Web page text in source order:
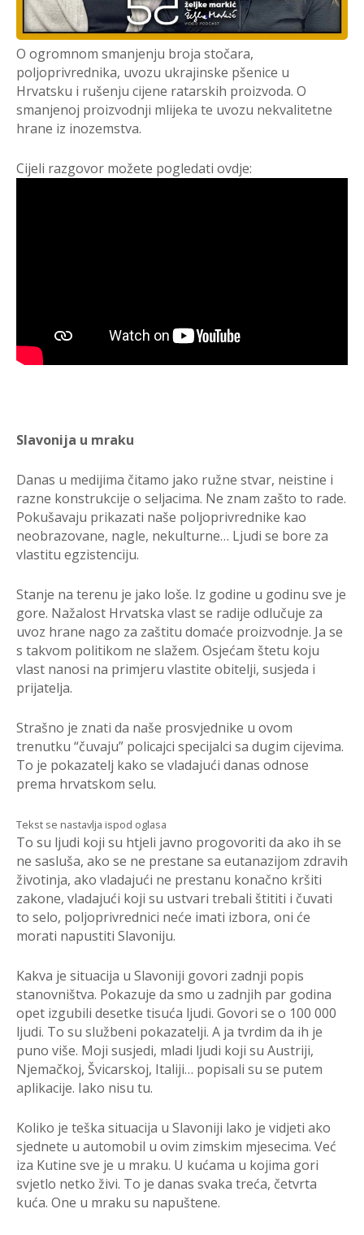
O ogromnom smanjenju broja stočara,
poljoprivrednika, uvozu ukrajinske pšenice u
Hrvatsku i rušenju cijene ratarskih proizvoda. O
smanjenoj proizvodnji mlijeka te uvozu nekvalitetne
hrane iz inozemstva.
Cijeli razgovor možete pogledati ovdje:
Slavonija u mraku
Danas u medijima čitamo jako ružne stvar, neistine i
razne konstrukcije o seljacima. Ne znam zašto to rade.
Pokušavaju prikazati naše poljoprivrednike kao
neobrazovane, nagle, nekulturne… Ljudi se bore za
vlastitu egzistenciju.
Stanje na terenu je jako loše. Iz godine u godinu sve je
gore. Nažalost Hrvatska vlast se radije odlučuje za
uvoz hrane nago za zaštitu domaće proizvodnje. Ja se
s takvom politikom ne slažem. Osjećam štetu koju
vlast nanosi na primjeru vlastite obitelji, susjeda i
prijatelja.
Strašno je znati da naše prosvjednike u ovom
trenutku “čuvaju” policajci specijalci sa dugim cijevima.
To je pokazatelj kako se vladajući danas odnose
prema hrvatskom selu.
Tekst se nastavlja ispod oglasa
To su ljudi koji su htjeli javno progovoriti da ako ih se
ne sasluša, ako se ne prestane sa eutanazijom zdravih
životinja, ako vladajući ne prestanu konačno kršiti
zakone, vladajući koji su ustvari trebali štititi i čuvati
to selo, poljoprivrednici neće imati izbora, oni će
morati napustiti Slavoniju.
Kakva je situacija u Slavoniji govori zadnji popis
stanovništva. Pokazuje da smo u zadnjih par godina
opet izgubili desetke tisuća ljudi. Govori se o 100 000
ljudi. To su službeni pokazatelji. A ja tvrdim da ih je
puno više. Moji susjedi, mladi ljudi koji su Austriji,
Njemačkoj, Švicarskoj, Italiji… popisali su se putem
aplikacije. Iako nisu tu.
Koliko je teška situacija u Slavoniji lako je vidjeti ako
sjednete u automobil u ovim zimskim mjesecima. Već
iza Kutine sve je u mraku. U kućama u kojima gori
svjetlo netko živi. To je danas svaka treća, četvrta
kuća. One u mraku su napuštene.